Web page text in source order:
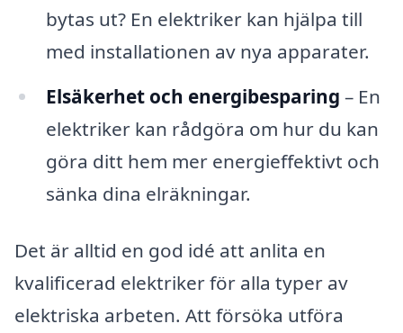
bytas ut? En elektriker kan hjälpa till
med installationen av nya apparater.
Elsäkerhet och energibesparing – En
elektriker kan rådgöra om hur du kan
göra ditt hem mer energieffektivt och
sänka dina elräkningar.
Det är alltid en god idé att anlita en
kvalificerad elektriker för alla typer av
elektriska arbeten. Att försöka utföra